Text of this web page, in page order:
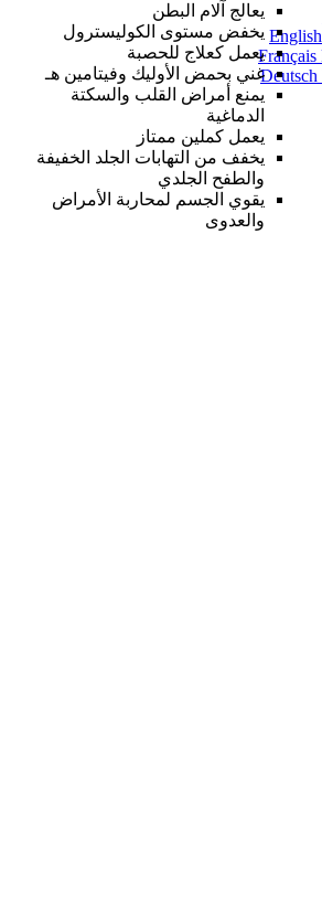
English
Français
Deutsch
يعالج آلام البطن
يخفض مستوى الكوليسترول
يعمل كعلاج للحصبة
غني بحمض الأوليك وفيتامين هـ
يمنع أمراض القلب والسكتة
الدماغية
يعمل كملين ممتاز
يخفف من التهابات الجلد الخفيفة
والطفح الجلدي
يقوي الجسم لمحاربة الأمراض
والعدوى